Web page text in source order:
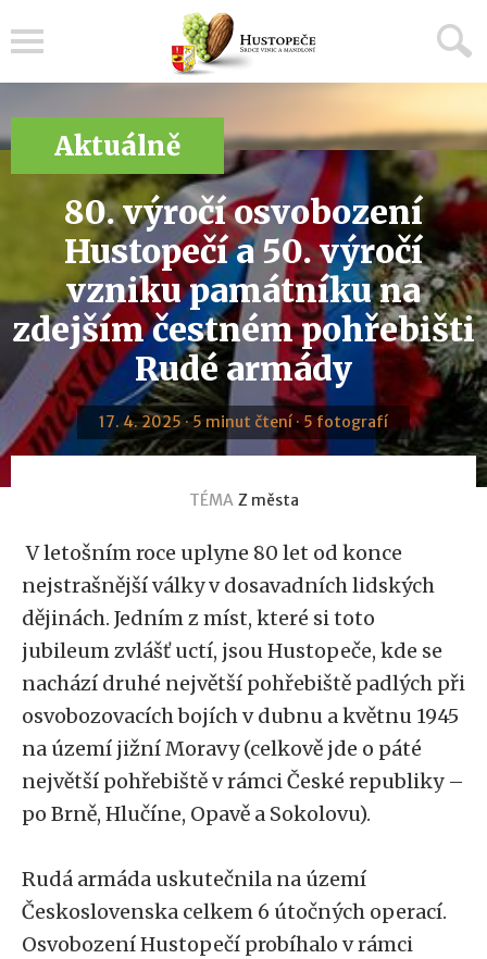
Aktuálně
80. výročí osvobození
Hustopečí a 50. výročí
vzniku památníku na
zdejším čestném pohřebišti
Rudé armády
17. 4. 2025 · 5 minut čtení · 5 fotografí
TÉMA Z města
V letošním roce uplyne 80 let od konce
nejstrašnější války v dosavadních lidských
dějinách. Jedním z míst, které si toto
jubileum zvlášť uctí, jsou Hustopeče, kde se
nachází druhé největší pohřebiště padlých při
osvobozovacích bojích v dubnu a květnu 1945
na území jižní Moravy (celkově jde o páté
největší pohřebiště v rámci České republiky –
po Brně, Hlučíne, Opavě a Sokolovu).
Rudá armáda uskutečnila na území
Československa celkem 6 útočných operací.
Osvobození Hustopečí probíhalo v rámci